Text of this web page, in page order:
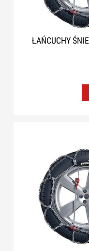
ŁAŃCUCHY